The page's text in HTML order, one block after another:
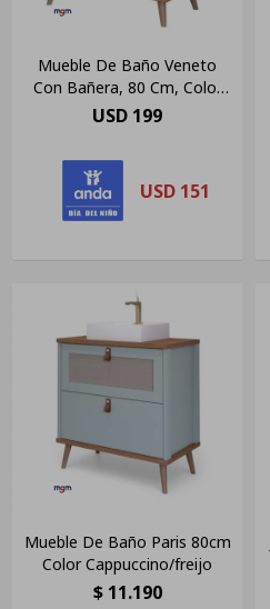
Mueble De Baño Veneto
Con Bañera, 80 Cm, Color
Pistacho/frye
USD 199
USD 151
Mueble De Baño Paris 80cm
Color Cappuccino/freijo
$ 11.190